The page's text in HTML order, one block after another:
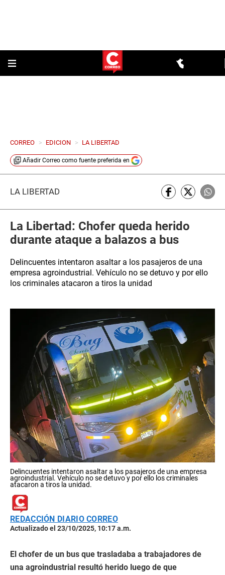
CORREO > EDICION > LA LIBERTAD
Añadir Correo como fuente preferida en
LA LIBERTAD
La Libertad: Chofer queda herido
durante ataque a balazos a bus
Delincuentes intentaron asaltar a los pasajeros de una
empresa agroindustrial. Vehículo no se detuvo y por ello
los criminales atacaron a tiros la unidad
Delincuentes intentaron asaltar a los pasajeros de una empresa
agroindustrial. Vehículo no se detuvo y por ello los criminales
atacaron a tiros la unidad.
REDACCIÓN DIARIO CORREO
Actualizado el 23/10/2025, 10:17 a.m.
El chofer de un bus que trasladaba a trabajadores de
una agroindustrial resultó herido luego de que